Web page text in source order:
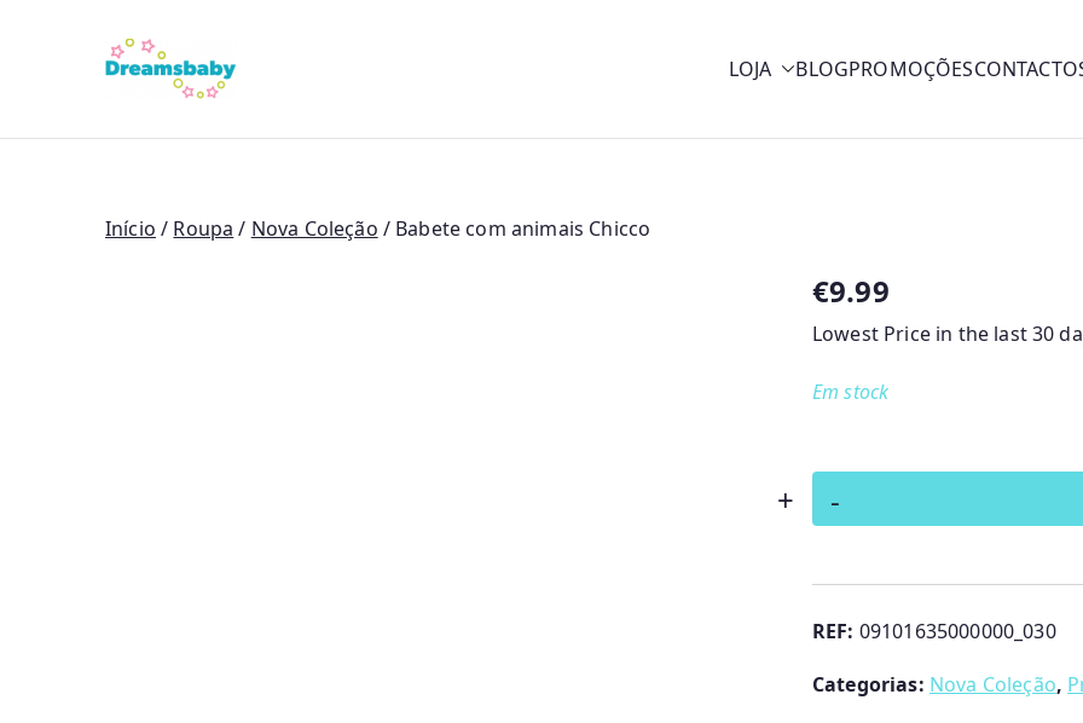
LOJA BLOGPROMOÇÕES
Início / Roupa / Nova Coleção / Babete com animais Chicco
€9.99
Lowest Price in the last 30
Em stock
-
de
com
animais
+
REF: 09101635000000_030
Categorias: Nova Coleção,